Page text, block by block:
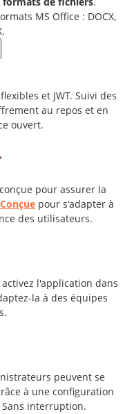
MS Office : DOCX,
et JWT. Suivi des
au repos et en
ouvert.
pour assurer la
Conçue pour s'adapter à
des utilisateurs.
activez l'application dans
la à des équipes
peuvent se
à une configuration
interruption.